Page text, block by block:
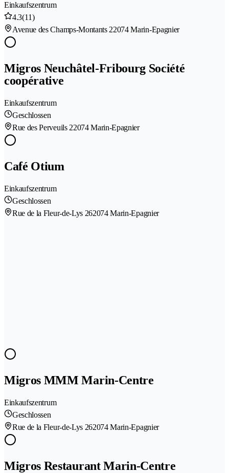
Einkaufszentrum
4.3(11)
Avenue des Champs-Montants 22074 Marin-Epagnier
Migros Neuchâtel-Fribourg Société
coopérative
Einkaufszentrum
Geschlossen
Rue des Perveuils 22074 Marin-Epagnier
Café Otium
Einkaufszentrum
Geschlossen
Rue de la Fleur-de-Lys 262074 Marin-Epagnier
Migros MMM Marin-Centre
Einkaufszentrum
Geschlossen
Rue de la Fleur-de-Lys 262074 Marin-Epagnier
Migros Restaurant Marin-Centre